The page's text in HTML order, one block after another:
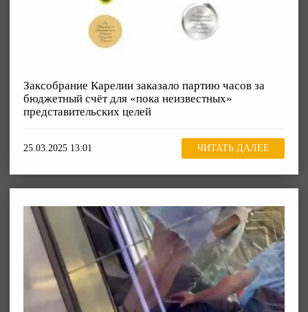
Заксобрание Карелии заказало партию часов за
бюджетный счёт для «пока неизвестных»
представительских целей
25.03.2025 13:01 ЧИТАТЬ ДАЛЕЕ